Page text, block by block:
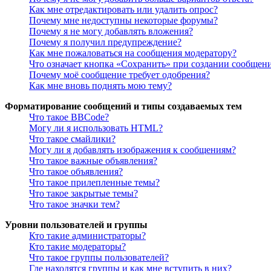
Как мне отредактировать или удалить опрос?
Почему мне недоступны некоторые форумы?
Почему я не могу добавлять вложения?
Почему я получил предупреждение?
Как мне пожаловаться на сообщения модератору?
Что означает кнопка «Сохранить» при создании
Почему моё сообщение требует одобрения?
Как мне вновь поднять мою тему?
Форматирование сообщений и типы создаваемых тем
Что такое BBCode?
Могу ли я использовать HTML?
Что такое смайлики?
Могу ли я добавлять изображения к сообщениям?
Что такое важные объявления?
Что такое объявления?
Что такое прилепленные темы?
Что такое закрытые темы?
Что такое значки тем?
Уровни пользователей и группы
Кто такие администраторы?
Кто такие модераторы?
Что такое группы пользователей?
Где находятся группы и как мне вступить в них?